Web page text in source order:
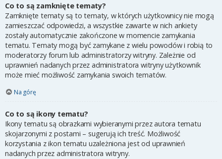
Co to są zamknięte tematy?
Zamknięte tematy są to tematy, w których użytkownicy nie mogą
zamieszczać odpowiedzi, a wszystkie zawarte w nich ankiety
zostały automatycznie zakończone w momencie zamykania
tematu. Tematy mogą być zamykane z wielu powodów i robią to
moderatorzy forum lub administratorzy witryny. Zależnie od
uprawnień nadanych przez administratora witryny użytkownik
może mieć możliwość zamykania swoich tematów.
Na górę
Co to są ikony tematu?
Ikony tematu są obrazkami wybieranymi przez autora tematu
skojarzonymi z postami – sugerują ich treść. Możliwość
korzystania z ikon tematu uzależniona jest od uprawnień
nadanych przez administratora witryny.